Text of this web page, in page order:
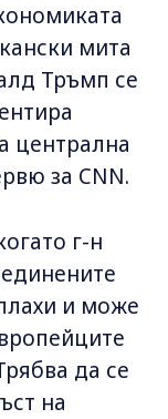
мита
Тръмп се
централна
за CNN.
г-н
и може
да се
на